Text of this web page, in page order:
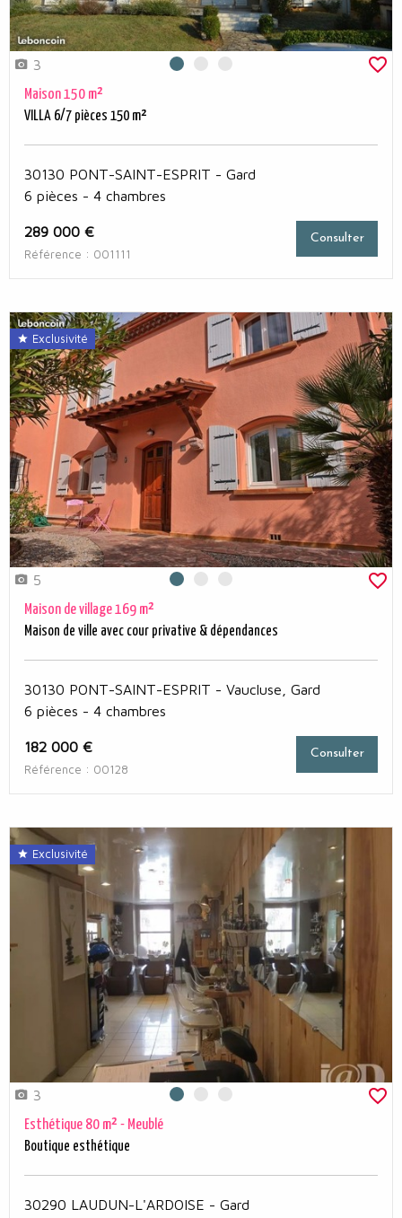
3 Photo 0
Photo 1Photo 2
Maison 150 m²
VILLA 6/7 pièces 150 m²
30130 PONT-SAINT-ESPRIT - Gard
6 pièces - 4 chambres
289 000 €
Référence : 001111
Consulter
Exclusivité
5 Photo 0
Photo 1Photo 2
Maison de village 169 m²
Maison de ville avec cour privative & dépendances
30130 PONT-SAINT-ESPRIT - Vaucluse, Gard
6 pièces - 4 chambres
182 000 €
Référence : 00128
Consulter
Exclusivité
3 Photo 0
Photo 1Photo 2
Esthétique 80 m² - Meublé
Boutique esthétique
30290 LAUDUN-L'ARDOISE - Gard